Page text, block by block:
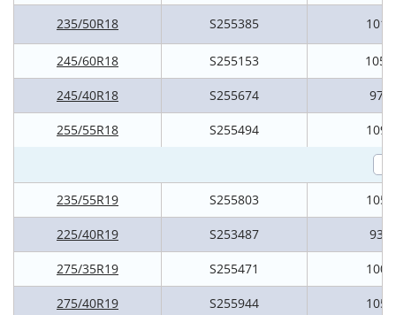
235/50R18 S255385 101V
245/60R18 S255153 105H
245/40R18 S255674 97V
255/55R18 S255494 109V
235/55R19 S255803 105V
225/40R19 S253487 93V
275/35R19 S255471 100V
275/40R19 S255944 105V